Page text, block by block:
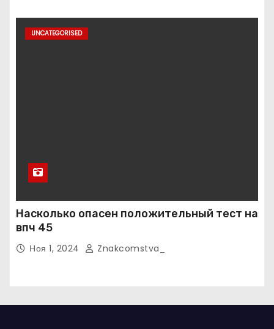
UNCATEGORISED
Насколько опасен положительный тест на
впч 45
Ноя 1, 2024 Znakcomstva_